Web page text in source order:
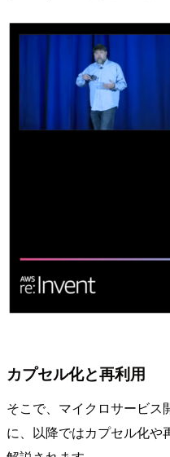
カプセル化と再利用
そこで、マイクロサービス
に、以降ではカプセル化や